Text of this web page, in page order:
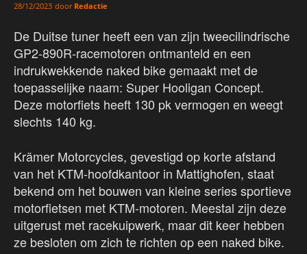
28/12/2023 door Redactie
De Duitse tuner heeft een van zijn tweecilindrische
GP2-890R-racemotoren ontmanteld en een
indrukwekkende naked bike gemaakt met de
toepasselijke naam: Super Hooligan Concept.
Deze motorfiets heeft 130 pk vermogen en weegt
slechts 140 kg.
Krämer Motorcycles, gevestigd op korte afstand
van het KTM-hoofdkantoor in Mattighofen, staat
bekend om het bouwen van kleine series sportieve
motorfietsen met KTM-motoren. Meestal zijn deze
uitgerust met racekuipwerk, maar dit keer hebben
ze besloten om zich te richten op een naked bike.